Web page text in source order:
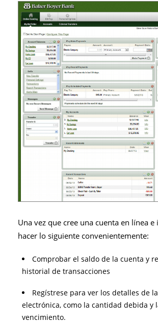
Una vez que cree una cuenta en línea e
hacer lo siguiente convenientemente:
Comprobar el saldo de la cuenta y
historial de transacciones
Regístrese para ver los detalles de
electrónica, como la cantidad debida y
vencimiento.